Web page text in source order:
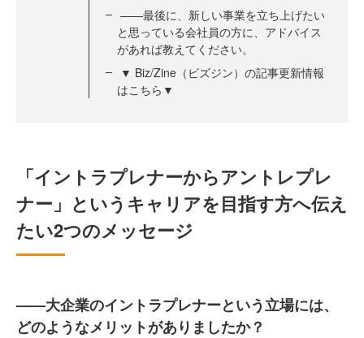
——最後に、新しい事業を立ち上げたい
と思っている会社員の方に、アドバイス
があれば教えてください。
▼ Biz/Zine（ビズジン）の記事更新情報
はこちら▼
「イントラプレナーからアントレプレ
ナー」というキャリアを目指す方へ伝え
たい2つのメッセージ
——大企業のイントラプレナーという立場には、
どのようなメリットがありましたか？